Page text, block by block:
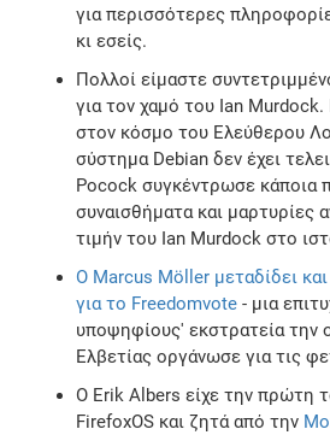
για περισσότερες
κι εσείς.
Πολλοί είμαστε
για τον χαμό του Ian
στον κόσμο του Ελεύθερου
σύστημα Debian δεν έχει
Pocock συγκέντρωσε κάποια
συναισθήματα και
τιμήν του Ian Murdock στο
Ο Marcus Möller μεταδίδει
για το Freedomvote - μια
υποψηφίους' εκστρατεία την
Ελβετίας οργάνωσε για τις
Ο Erik Albers είχε την πρώτη
FirefoxOS και ζητά από την